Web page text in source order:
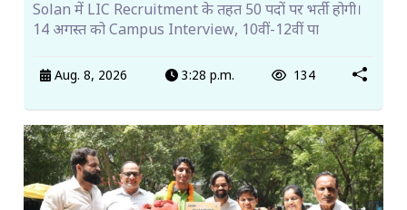
Solan में LIC Recruitment के तहत 50 पदों पर भर्ती होगी।
14 अगस्त को Campus Interview, 10वीं-12वीं पा
Aug. 8, 2026 3:28 p.m. 134